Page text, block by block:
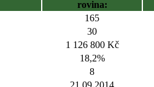
rovina:
165
30
1 126 800 Kč
18,2%
8
21.09.2014